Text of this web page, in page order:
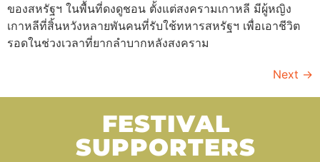
ของสหรัฐฯ ในพื้นที่ดงดูชอน ตั้งแต่สงครามเกาหลี มีผู้หญิง
เกาหลีที่สิ้นหวังหลายพันคนที่รับใช้ทหารสหรัฐฯ เพื่อเอาชีวิต
รอดในช่วงเวลาที่ยากลำบากหลังสงคราม
Next →
FESTIVAL
SUPPORTERS